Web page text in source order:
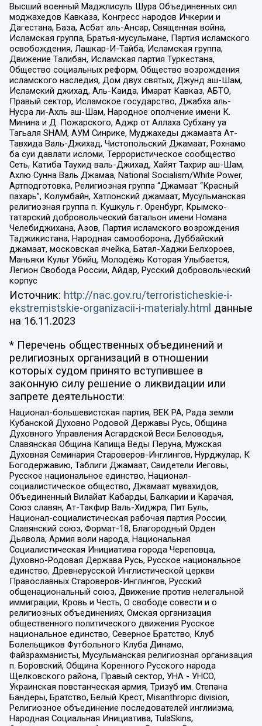
Высший военный Маджлисуль Шура Объединенных сил
моджахедов Кавказа, Конгресс народов Ичкерии и
Дагестана, База, Асбат аль-Ансар, Священная война,
Исламская группа, Братья-мусульмане, Партия исламского
освобождения, Лашкар-И-Тайба, Исламская группа,
Движение Талибан, Исламская партия Туркестана,
Общество социальных реформ, Общество возрождения
исламского наследия, Дом двух святых, Джунд аш-Шам,
Исламский джихад, Аль-Каида, Имарат Кавказ, АБТО,
Правый сектор, Исламское государство, Джабха аль-
Нусра ли-Ахль аш-Шам, Народное ополчение имени К.
Минина и Д. Пожарского, Аджр от Аллаха Субхану уа
Тагьаля SHAM, АУМ Синрике, Муджахеды джамаата Ат-
Тавхида Валь-Джихад, Чистопольский Джамаат, Рохнамо
ба суи давлати исломи, Террористическое сообщество
Сеть, Катиба Таухид валь-Джихад, Хайят Тахрир аш-Шам,
Ахлю Сунна Валь Джамаа, National Socialism/White Power,
Артподготовка, Религиозная группа “Джамаат “Красный
пахарь”, Колумбайн, Хатлонский джамаат, Мусульманская
религиозная группа п. Кушкуль г. Оренбург, Крымско-
татарский добровольческий батальон имени Номана
Челебиджихана, Азов, Партия исламского возрождения
Таджикистана, Народная самооборона, Дуббайский
джамаат, московская ячейка, Батал-Хаджи Белхороев,
Маньяки Культ Убийц, Молодёжь Которая Улыбается,
Легион Свобода России, Айдар, Русский добровольческий
корпус
Источник: http://nac.gov.ru/terroristicheskie-i-
ekstremistskie-organizacii-i-materialy.html данные
на 16.11.2023
* Перечень общественных объединений и
религиозных организаций в отношении
которых судом принято вступившее в
законную силу решение о ликвидации или
запрете деятельности:
Национал-большевистская партия, ВЕК РА, Рада земли
Кубанской Духовно Родовой Державы Русь, Община
Духовного Управления Асгардской Веси Беловодья,
Славянская Община Капища Веды Перуна, Мужская
Духовная Семинария Староверов-Инглингов, Нурджулар, К
Богодержавию, Таблиги Джамаат, Свидетели Иеговы,
Русское национальное единство, Национал-
социалистическое общество, Джамаат мувахидов,
Объединенный Вилайат Кабарды, Балкарии и Карачая,
Союз славян, Ат-Такфир Валь-Хиджра, Пит Буль,
Национал-социалистическая рабочая партия России,
Славянский союз, Формат-18, Благородный Орден
Дьявола, Армия воли народа, Национальная
Социалистическая Инициатива города Череповца,
Духовно-Родовая Держава Русь, Русское национальное
единство, Древнерусской Инглистической церкви
Православных Староверов-Инглингов, Русский
общенациональный союз, Движение против нелегальной
иммиграции, Кровь и Честь, О свободе совести и о
религиозных объединениях, Омская организация
общественного политического движения Русское
национальное единство, Северное Братство, Клуб
Болельщиков Футбольного Клуба Динамо,
Файзрахманисты, Мусульманская религиозная организация
п. Боровский, Община Коренного Русского народа
Щелковского района, Правый сектор, УНА - УНСО,
Украинская повстанческая армия, Тризуб им. Степана
Бандеры, Братство, Белый Крест, Misanthropic division,
Религиозное объединение последователей инглиизма,
Народная Социальная Инициатива, TulaSkins,